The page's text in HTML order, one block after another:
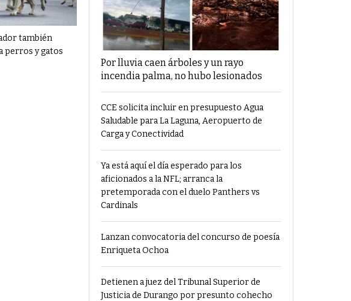
también
perros y gatos
Por lluvia caen árboles y un rayo
incendia palma, no hubo lesionados
CCE solicita incluir en presupuesto Agua
Saludable para La Laguna, Aeropuerto de
Carga y Conectividad
Ya está aquí el día esperado para los
aficionados a la NFL; arranca la
pretemporada con el duelo Panthers vs
Cardinals
Lanzan convocatoria del concurso de poesía
Enriqueta Ochoa
Detienen a juez del Tribunal Superior de
Justicia de Durango por presunto cohecho